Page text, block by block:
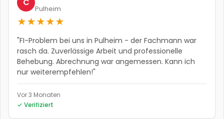
C
Pulheim
★★★★★
"FI-Problem bei uns in Pulheim - der Fachmann war
rasch da. Zuverlässige Arbeit und professionelle
Behebung. Abrechnung war angemessen. Kann ich
nur weiterempfehlen!"
Vor 3 Monaten
✓ Verifiziert